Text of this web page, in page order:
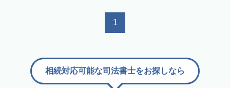
1
相続対応可能な司法書士をお探しなら